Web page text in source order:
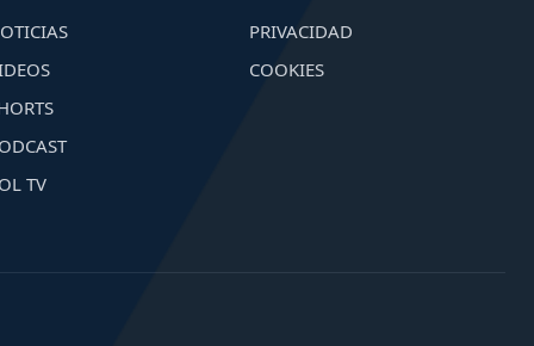
TV
PRIVACIDAD
COOKIES